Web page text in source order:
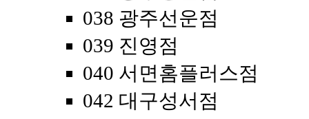
038 광주선운점
039 진영점
040 서면홈플러스점
042 대구성서점